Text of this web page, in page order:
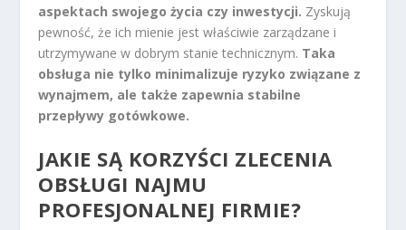
aspektach swojego życia czy inwestycji. Zyskują
pewność, że ich mienie jest właściwie zarządzane i
utrzymywane w dobrym stanie technicznym. Taka
obsługa nie tylko minimalizuje ryzyko związane z
wynajmem, ale także zapewnia stabilne
przepływy gotówkowe.
JAKIE SĄ KORZYŚCI ZLECENIA
OBSŁUGI NAJMU
PROFESJONALNEJ FIRMIE?